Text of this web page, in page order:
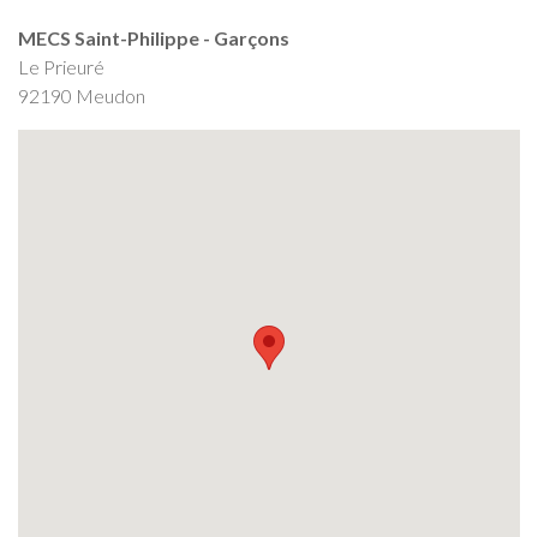
MECS Saint-Philippe - Garçons
Le Prieuré
92190 Meudon